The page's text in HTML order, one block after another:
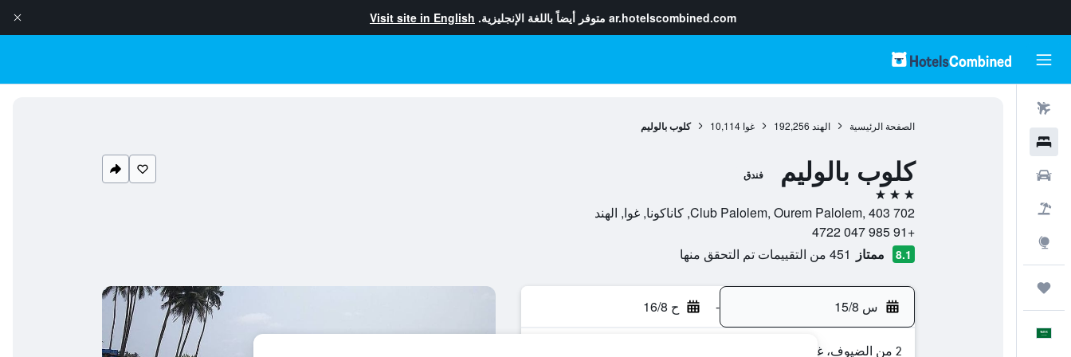
ar.hotelscombined.com متوفر أيضاً باللغة الإنجليزية. Visit site in English
الصفحة الرئيسية الهند 192,256 غوا 10,114 كلوب بالوليم
كلوب بالوليم فندق
3 نجوم
Club Palolem, Ourem Palolem, 403 702, كاناكونا, غوا, الهند
+91 985 047 4722
8.1 ممتاز 451 من التقييمات تم التحقق منها
س 15/8 - ح 16/8
2 من الضيوف، غرفة واحدة